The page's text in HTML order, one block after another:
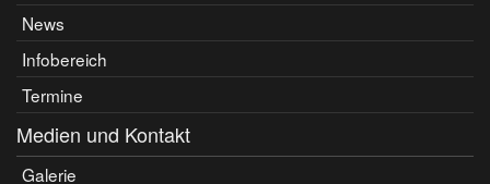
News
Infobereich
Termine
Medien und Kontakt
Galerie